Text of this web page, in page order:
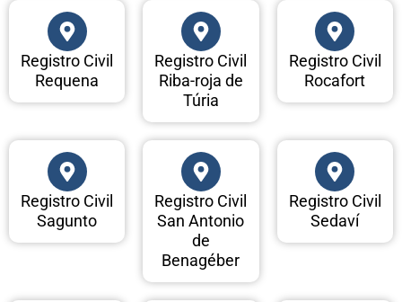
Registro Civil
Requena
Registro Civil
Riba-roja de
Túria
Registro Civil
Rocafort
Registro Civil
Sagunto
Registro Civil
San Antonio
de
Benagéber
Registro Civil
Sedaví